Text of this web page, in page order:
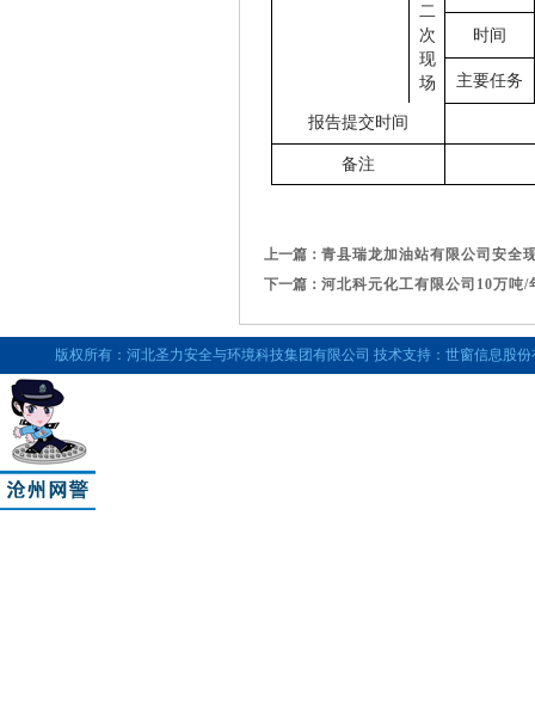
二
次
现
场
时间
主要任务
报告提交时间
备注
上一篇： 青县瑞龙加油站有限公司安全
下一篇： 河北科元化工有限公司10万吨
版权所有：河北圣力安全与环境科技集团有限公司 技术支持：世窗信息股